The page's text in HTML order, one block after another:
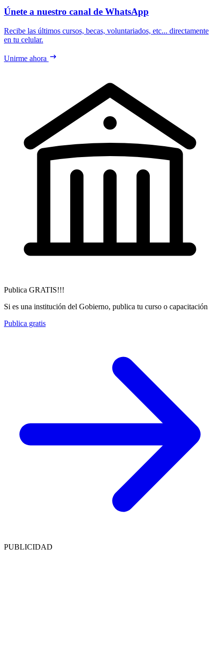
Únete a nuestro canal de WhatsApp
Recibe las últimos cursos, becas, voluntariados, etc... directamente
en tu celular.
Unirme ahora
Publica GRATIS!!!
Si es una institución del Gobierno, publica tu curso o capacitación
Publica gratis
PUBLICIDAD